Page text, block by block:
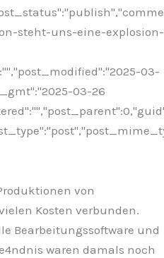
steht-uns-eine-explosion-
03-
03-26
von
Kosten verbunden.
Bearbeitungssoftware und
waren damals noch